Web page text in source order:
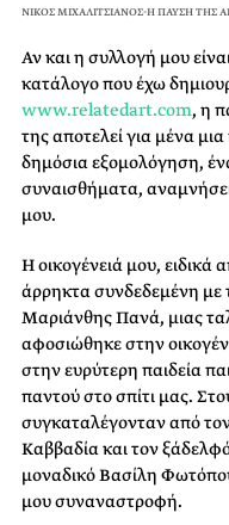
ΝΙΚΟΣ ΜΙΧΑΛΙΤΣΙΑΝΟΣ-Η ΠΑΥΣΗ ΤΗΣ
Αν και η συλλογή μου
κατάλογο που έχω
www.relatedart.com, η
της αποτελεί για μένα
δημόσια εξομολόγηση,
συναισθήματα,
μου.
H οικογένειά μου,
άρρηκτα συνδεδεμένη με
Μαριάνθης Πανά, μιας
αφοσιώθηκε στην
στην ευρύτερη παιδεία
παντού στο σπίτι μας.
συγκαταλέγονταν από
Καββαδία και τον
μοναδικό Βασίλη
μου συναναστροφή.